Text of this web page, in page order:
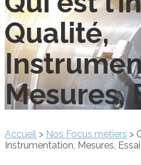
Qualité,
Mesures,
Accueil > Nos Focus métiers >
Instrumentation, Mesures,